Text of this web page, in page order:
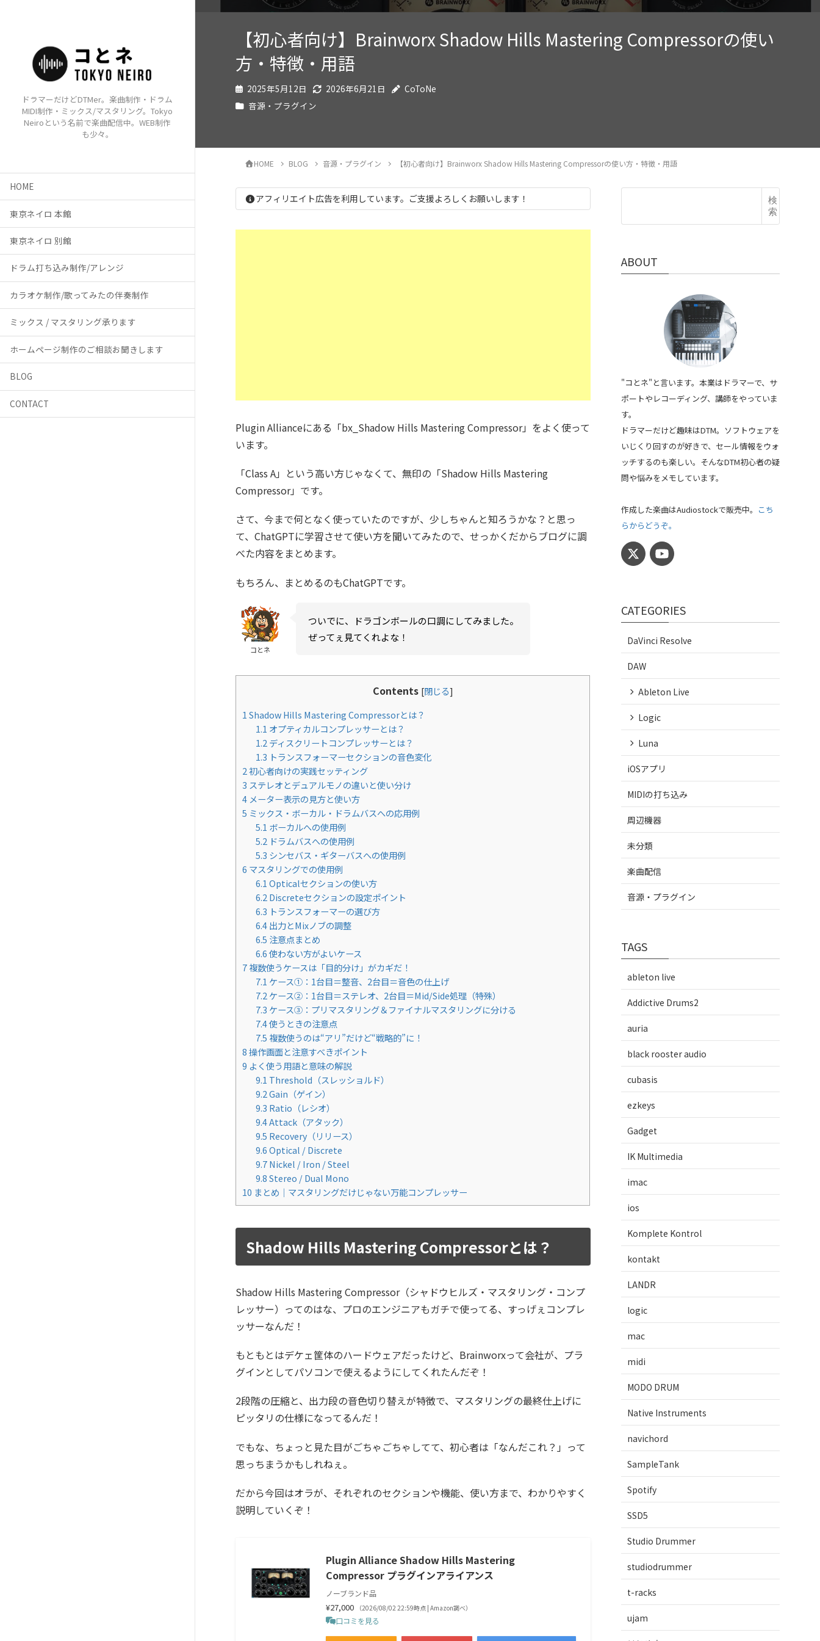
ドラマーだけどDTMer。楽曲制作・ドラム
MIDI制作・ミックス/マスタリング。Tokyo
Neiroという名前で楽曲配信中。WEB制作
も少々。
HOME
東京ネイロ 本館
東京ネイロ 別館
ドラム打ち込み制作/アレンジ
カラオケ制作/歌ってみたの伴奏制作
ミックス / マスタリング承ります
ホームページ制作のご相談お聞きします
BLOG
CONTACT
【初心者向け】Brainworx Shadow Hills Mastering Compressorの使い
方・特徴・用語
2025年5月12日 2026年6月21日
CoToNe
音源・プラグイン
HOME BLOG 音源・プラグイン 【初心者向け】Brainworx Shadow Hills Mastering Compressorの使い方・特徴・用語
アフィリエイト広告を利用しています。ご支援よろしくお願いします！
Plugin Allianceにある「bx_Shadow Hills Mastering Compressor」をよく使って
います。
「Class A」という高い方じゃなくて、無印の「Shadow Hills Mastering
Compressor」です。
さて、今まで何となく使っていたのですが、少しちゃんと知ろうかな？と思っ
て、ChatGPTに学習させて使い方を聞いてみたので、せっかくだからブログに調
べた内容をまとめます。
もちろん、まとめるのもChatGPTです。
コとネ
ついでに、ドラゴンボールの口調にしてみました。
ぜってぇ見てくれよな！
Contents [閉じる]
1 Shadow Hills Mastering Compressorとは？
1.1 オプティカルコンプレッサーとは？
1.2 ディスクリートコンプレッサーとは？
1.3 トランスフォーマーセクションの音色変化
2初心者向けの実践セッティング
3 ステレオとデュアルモノの違いと使い分け
4 メーター表示の見方と使い方
5 ミックス・ボーカル・ドラムバスへの応用例
5.1 ボーカルへの使用例
5.2 ドラムバスへの使用例
5.3 シンセバス・ギターバスへの使用例
6 マスタリングでの使用例
6.1 Opticalセクションの使い方
6.2 Discreteセクションの設定ポイント
6.3 トランスフォーマーの選び方
6.4出力とMixノブの調整
6.5 注意点まとめ
6.6使わない方がよいケース
7複数使うケースは「目的分け」がカギだ！
7.1 ケース①：1台目＝整音、2台目＝音色の仕上げ
7.2 ケース②：1台目＝ステレオ、2台目＝Mid/Side処理（特殊）
7.3 ケース③：プリマスタリング＆ファイナルマスタリングに分ける
7.4使うときの注意点
7.5 複数使うのは“アリ”だけど“戦略的”に！
8操作画面と注意すべきポイント
9 よく使う用語と意味の解説
9.1 Threshold（スレッショルド）
9.2Gain（ゲイン）
9.3 Ratio（レシオ）
9.4Attack（アタック）
9.5 Recovery（リリース）
9.6Optical / Discrete
9.7Nickel / Iron / Steel
9.8Stereo / Dual Mono
10 まとめ｜マスタリングだけじゃない万能コンプレッサー
Shadow Hills Mastering Compressorとは？
Shadow Hills Mastering Compressor（シャドウヒルズ・マスタリング・コンプ
レッサー）ってのはな、プロのエンジニアもガチで使ってる、すっげぇコンプレ
ッサーなんだ！
もともとはデケェ筐体のハードウェアだったけど、Brainworxって会社が、プラ
グインとしてパソコンで使えるようにしてくれたんだぞ！
2段階の圧縮と、出力段の音色切り替えが特徴で、マスタリングの最終仕上げに
ピッタリの仕様になってるんだ！
でもな、ちょっと見た目がごちゃごちゃしてて、初心者は「なんだこれ？」って
思っちまうかもしれねぇ。
だから今回はオラが、それぞれのセクションや機能、使い方まで、わかりやすく
説明していくぞ！
Plugin Alliance Shadow Hills Mastering
Compressor プラグインアライアンス
ノーブランド品
¥27,000 （2026/08/02 22:59時点 | Amazon調べ）
口コミを見る
検
索
ABOUT
"コとネ"と言います。本業はドラマーで、サ
ポートやレコーディング、講師をやっていま
す。
ドラマーだけど趣味はDTM。ソフトウェアを
いじくり回すのが好きで、セール情報をウォ
ッチするのも楽しい。そんなDTM初心者の疑
問や悩みをメモしています。
作成した楽曲はAudiostockで販売中。 こち
らからどうぞ。
CATEGORIES
DaVinci Resolve
DAW
Ableton Live
Logic
Luna
iOSアプリ
MIDIの打ち込み
周辺機器
未分類
楽曲配信
音源・プラグイン
TAGS
ableton live
Addictive Drums2
auria
black rooster audio
cubasis
ezkeys
Gadget
IK Multimedia
imac
ios
Komplete Kontrol
kontakt
LANDR
logic
mac
midi
MODO DRUM
Native Instruments
navichord
SampleTank
Spotify
SSD5
Studio Drummer
studiodrummer
t-racks
ujam